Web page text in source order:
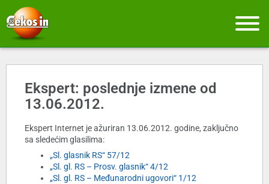
Ekspert: poslednje izmene od
13.06.2012.
Ekspert Internet je ažuriran 13.06.2012. godine, zaključno
sa sledećim glasilima:
„Sl. glasnik RS“ 57/12
„Sl. gl. RS – Prosv. glasnik“ 4/12
„Sl. gl. RS – Međunarodni ugovori“ 1/12